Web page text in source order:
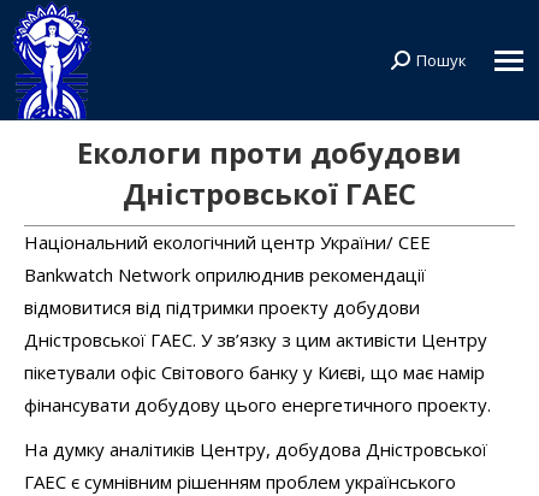
Search:
Пошук
Екологи проти добудови
Дністровської ГАЕС
Національний екологічний центр України/ CEE
Bankwatch Network оприлюднив рекомендації
відмовитися від підтримки проекту добудови
Дністровської ГАЕС. У зв’язку з цим активісти Центру
пікетували офіс Світового банку у Києві, що має намір
фінансувати добудову цього енергетичного проекту.
На думку аналітиків Центру, добудова Дністровської
ГАЕС є сумнівним рішенням проблем українського